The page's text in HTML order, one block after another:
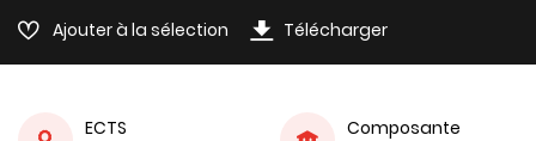
Ajouter à la sélection Télécharger
ECTS
Composante